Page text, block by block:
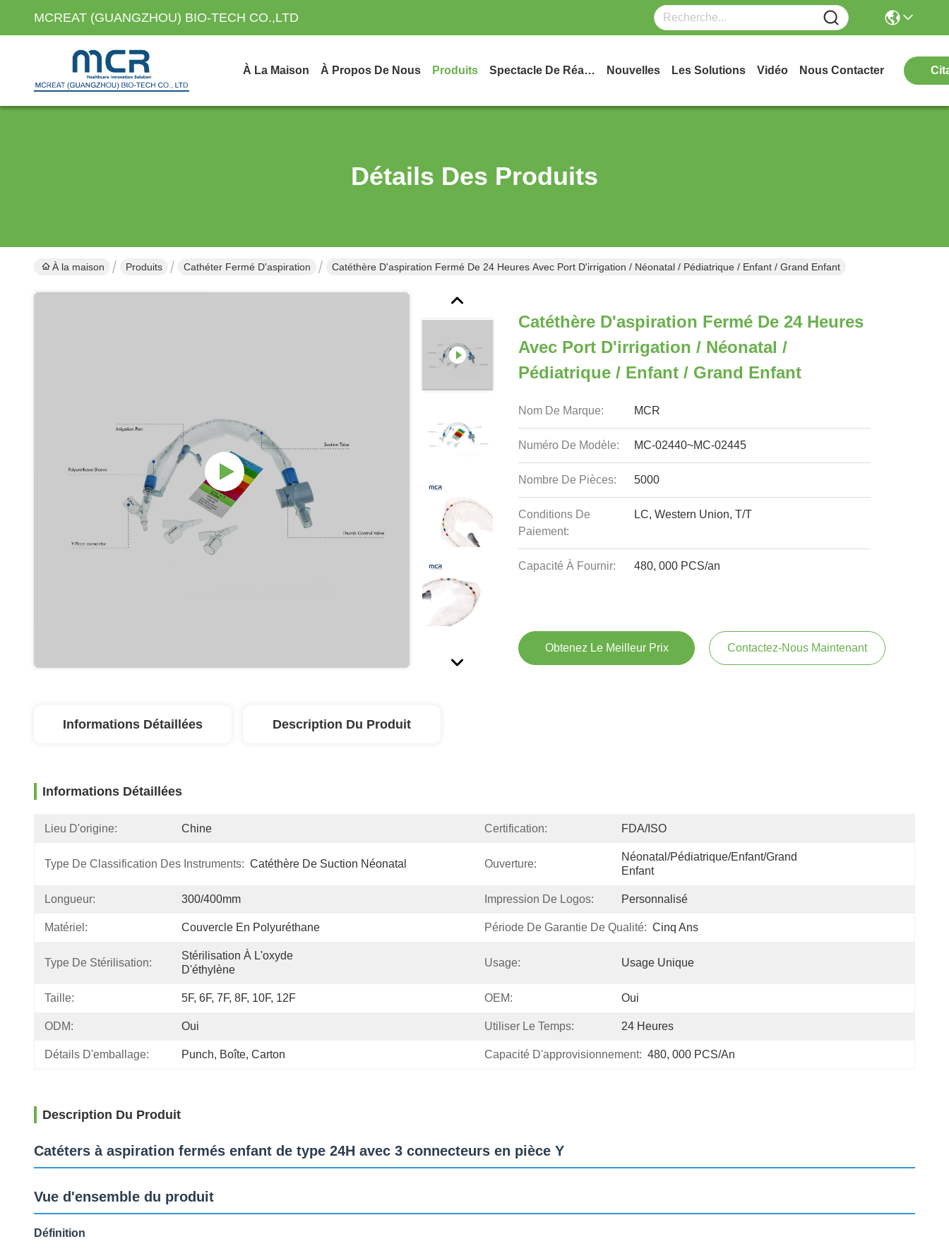
MCREAT (GUANGZHOU) BIO-TECH CO.,LTD
À La Maison À Propos De Nous Produits Spectacle De Réalité Virtuelle Nouvelles Les Solutions Vidéo Nous Contacter
Détails Des Produits
À la maison Produits Cathéter Fermé D'aspiration Catéthère D'aspiration Fermé De 24 Heures Avec Port D'irrigation / Néonatal / Pédiatrique / Enfant / Grand Enfant
Catéthère D'aspiration Fermé De 24 Heures
Avec Port D'irrigation / Néonatal /
Pédiatrique / Enfant / Grand Enfant
Nom De Marque: MCR
Numéro De Modèle: MC-02440~MC-02445
Nombre De Pièces: 5000
Conditions De
Paiement:
LC, Western Union, T/T
Capacité À Fournir: 480, 000 PCS/an
Obtenez Le Meilleur Prix Contactez-Nous Maintenant
Informations Détaillées Description Du Produit
Informations Détaillées
Lieu D'origine: Chine Certification: FDA/ISO
Type De Classification Des Instruments: Catéthère De Suction Néonatal Ouverture:
Néonatal/pédiatrique/enfant/grand
Enfant
Longueur: 300/400mm Impression De Logos: Personnalisé
Matériel: Couvercle En Polyuréthane Période De Garantie De Qualité: Cinq Ans
Type De Stérilisation:
Stérilisation À L'oxyde
D'éthylène
Usage: Usage Unique
Taille: 5F, 6F, 7F, 8F, 10F, 12F OEM: Oui
ODM: Oui Utiliser Le Temps: 24 Heures
Détails D'emballage: Punch, Boîte, Carton Capacité D'approvisionnement: 480, 000 PCS/an
Description Du Produit
Catéters à aspiration fermés enfant de type 24H avec 3 connecteurs en pièce Y
Vue d'ensemble du produit
Définition